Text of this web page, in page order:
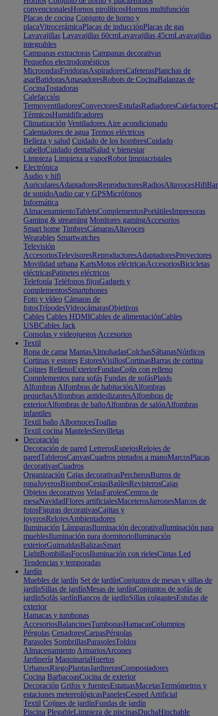
convencionalesHornos pirolíticosHornos multifunción
Placas de cocina Conjunto de horno y
placaVitrocerámicaPlacas de inducciónPlacas de gas
Lavavajillas Lavavajillas 60cmLavavajillas 45cmLavavajillas
integrables
Campanas extractoras Campanas decorativas
Pequeños electrodomésticos
MicroondasFreidorasAspiradoresCafeterasPlanchas de
asarBatidorasAmasadoresRobots de CocinaBalanzas de
CocinaTostadoras
Calefacción
TermoventiladoresConvectoresEstufasRadiadoresCalefactores
TérmicosHumidificadores
Climatización Ventiladores Aire acondicionado
Calentadores de agua Termos eléctricos
Belleza y salud Cuidado de los hombresCuidado
cabelloCuidado dentalSalud y bienestar
Limpieza Limpieza a vaporRobot limpiacristales
Electrónica
Audio y hifi
AuricularesAdaptadoresReproductoresRadiosAltavocesHifi
de sonidoAudio car y GPSMicrófonos
Informática
AlmacenamientoTabletsComplementosPortátilesImpresoras
Gaming & streaming Monitores gamingAccesorios
Smart home TimbresCámarasAltavoces
Wearables Smartwatches
Televisión
AccesoriosTelevisoresReproductoresAdaptadoresProyectores
Movilidad urbana KartsMotos eléctricasAccesoriosBicicletas
eléctricasPatinetes eléctricos
Telefonía Teléfonos fijosGadgets y
complementosSmartphones
Foto y vídeo Cámaras de
fotosTrípodesVideocámarasObjetivos
Cables Cables HDMICables de alimentaciónCables
USBCables Jack
Consolas y videojuegos Accesorios
Textil
Ropa de cama MantasAlmohadasColchasSábanasNórdicos
Cortinas y estores EstoresVisillosCortinasBarras de cortina
Cojines RellenoExteriorFundasCojín con relleno
Complementos para sofás Fundas de sofásPlaids
Alfombras Alfombras de habitaciónAlfombras
pequeñasAlfombras antideslizantesAlfombras de
exteriorAlfombras de bañoAlfombras de salónAlfombras
infantiles
Textil baño AlbornocesToallas
Textil cocina MantelesServilletas
Decoración
Decoración de pared LetrerosEspejosRelojes de
paredTablerosCanvasCuadros pintados a manoMarcosPlacas
decorativasCuadros
Organización Cajas decorativasPercherosBurros de
ropaJoyerosBiombosCestasBaúlesRevisterosCajas
Objetos decorativos VelasFarolesCentros de
mesaNavidadFlores artificialesMaceterosJarronesMarcos de
fotosFiguras decorativasCajitas y
joyerosRelojesAmbientadores
Iluminación LámparasIluminación decorativaIluminación para
mueblesIluminación para dormitorioIluminación
exteriorGuirnaldasBalizasSmart
LightBombillasFocosIluminación con rielesCintas Led
Tendencias y temporadas
Jardín
Muebles de jardín Set de jardínConjuntos de mesas y sillas de
jardínSillas de jardínMesas de jardínConjuntos de sofás de
jardínSofás jardínBancos de jardínSillas colgantesEstufas de
exterior
Hamacas y tumbonas
AccesoriosBalancinesTumbonasHamacasColumpios
Pérgolas CenadoresCarpasPérgolas
Parasoles SombrillasParasolesToldos
Almacenamiento ArmariosArcones
Jardinería MaquinariaHuertos
UrbanosRiegoPlantasJardinerasCompostadores
Cocina BarbacoasCocina de exterior
Decoración Grifos y fuentesEstatuasMacetasTermómetros y
estaciones metereológicasPanelesCesped Artificial
Textil Cojines de jardínFundas de jardín
Piscina PlegableLimpieza de piscinasDuchaHinchable